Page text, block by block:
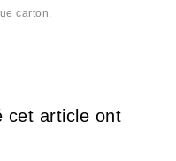
carton.
cet article ont